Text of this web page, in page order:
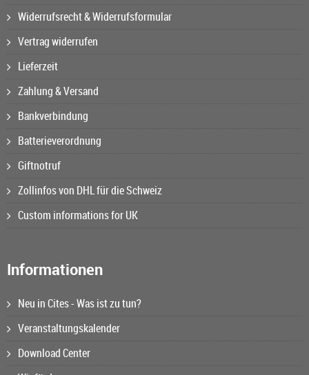
Widerrufsrecht & Widerrufsformular
Vertrag widerrufen
Lieferzeit
Zahlung & Versand
Bankverbindung
Batterieverordnung
Giftnotruf
Zollinfos von DHL für die Schweiz
Custom informations for UK
Informationen
Neu in Cites - Was ist zu tun?
Veranstaltungskalender
Download Center